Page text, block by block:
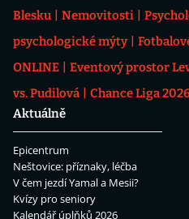
Blesku
Nemovitosti
psychologické mýty
ONLINE
Eventový prostor
vs. Pudilová
Chance Liga
Aktuálně
Epicentrum
Neštovice: příznaky, léčba
V čem jezdí Yamal a Mesii?
Kvízy pro seniory
Kalendář úplňků 2026